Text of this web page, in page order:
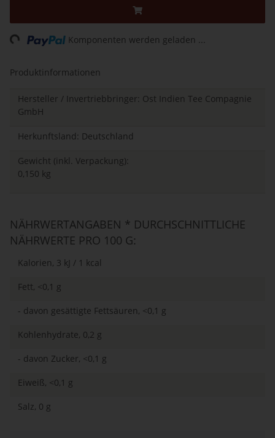
Loading... Komponenten werden geladen ...
Produktinformationen
Hersteller / Invertriebbringer: Ost Indien Tee Compagnie
GmbH
Herkunftsland: Deutschland
Gewicht (inkl. Verpackung):
0,150 kg
NÄHRWERTANGABEN * DURCHSCHNITTLICHE
NÄHRWERTE PRO 100 G:
Kalorien, 3 kJ / 1 kcal
Fett, <0,1 g
- davon gesättigte Fettsäuren, <0,1 g
Kohlenhydrate, 0,2 g
- davon Zucker, <0,1 g
Eiweiß, <0,1 g
Salz, 0 g